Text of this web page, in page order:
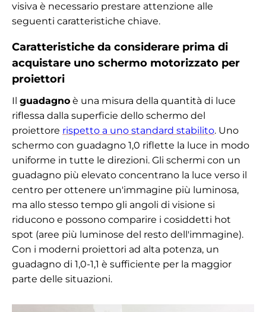
visiva è necessario prestare attenzione alle
seguenti caratteristiche chiave.
Caratteristiche da considerare prima di
acquistare uno schermo motorizzato per
proiettori
Il guadagno è una misura della quantità di luce
riflessa dalla superficie dello schermo del
proiettore rispetto a uno standard stabilito. Uno
schermo con guadagno 1,0 riflette la luce in modo
uniforme in tutte le direzioni. Gli schermi con un
guadagno più elevato concentrano la luce verso il
centro per ottenere un'immagine più luminosa,
ma allo stesso tempo gli angoli di visione si
riducono e possono comparire i cosiddetti hot
spot (aree più luminose del resto dell'immagine).
Con i moderni proiettori ad alta potenza, un
guadagno di 1,0-1,1 è sufficiente per la maggior
parte delle situazioni.